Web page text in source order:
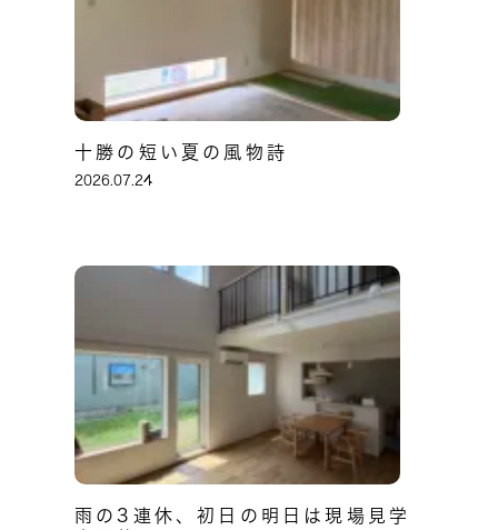
十勝の短い夏の風物詩
2026.07.24
雨の3連休、初日の明日は現場見学